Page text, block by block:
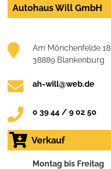
Autohaus Will GmbH
Am Mönchenfelde 18
38889 Blankenburg
ah-will@web.de
0 39 44 / 9 02 50
Verkauf
Montag bis Freitag